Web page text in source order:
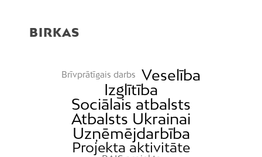
BIRKAS
Brīvprātīgais darbs
Veselība
Izglītība
Sociālais atbalsts
Atbalsts Ukrainai
Uzņēmējdarbība
Projekta aktivitāte